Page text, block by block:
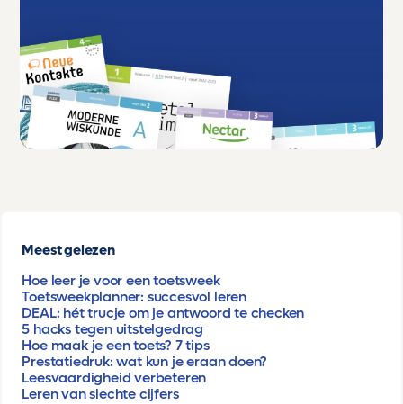
Meest gelezen
Hoe leer je voor een toetsweek
Toetsweekplanner: succesvol leren
DEAL: hét trucje om je antwoord te checken
5 hacks tegen uitstelgedrag
Hoe maak je een toets? 7 tips
Prestatiedruk: wat kun je eraan doen?
Leesvaardigheid verbeteren
Leren van slechte cijfers